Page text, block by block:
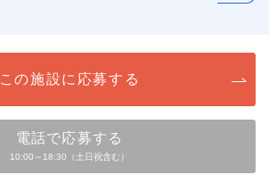
この施設に応募する
電話で応募する
10:00～18:30（土日祝含む）